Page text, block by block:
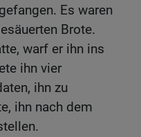
Es waren
Brote.
warf er ihn ins
ihn vier
ihn zu
ihn nach dem